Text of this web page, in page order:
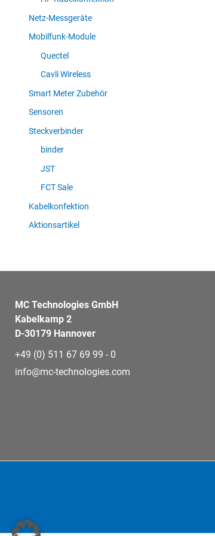
Netz-Messgeräte
Mobilfunk-Module
Quectel
Cavli Wireless
Smart Meter Zubehör
Sensoren
Steckverbinder
binder
JST
FCT Sale
Kabelkonfektion
Aktionsartikel
MC Technologies GmbH
Kabelkamp 2
D-30179 Hannover
+49 (0) 511 67 69 99 - 0
info@mc-technologies.com